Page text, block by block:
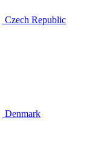
Czech Republic
Denmark